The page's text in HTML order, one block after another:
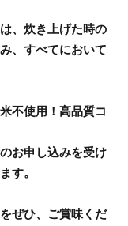
、炊き上げた時の
、すべてにおいて
不使用！高品質コ
お申し込みを受け
す。
ぜひ、ご賞味くだ